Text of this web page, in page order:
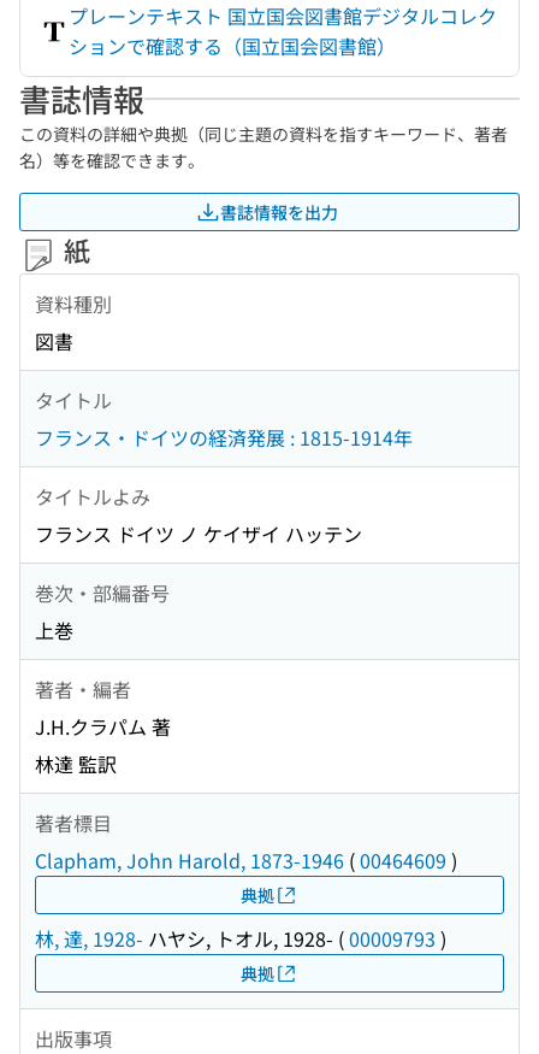
プレーンテキスト 国立国会図書館デジタルコレク
ションで確認する（国立国会図書館）
書誌情報
この資料の詳細や典拠（同じ主題の資料を指すキーワード、著者
名）等を確認できます。
書誌情報を出力
紙
資料種別
図書
タイトル
フランス・ドイツの経済発展 : 1815-1914年
タイトルよみ
フランス ドイツ ノ ケイザイ ハッテン
巻次・部編番号
上巻
著者・編者
J.H.クラパム 著
林達 監訳
著者標目
Clapham, John Harold, 1873-1946 (00464609 )
典拠
林, 達, 1928- ハヤシ, トオル, 1928- (00009793 )
典拠
出版事項